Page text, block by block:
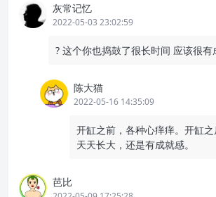
灰常记忆
2022-05-03 23:02:59
? 这个你也捣鼓了很长时间 应该很有
陈大猫
2022-05-16 14:35:09
开缸之前，各种心痒痒。开缸
天天长大，还是有成就感。
芭比